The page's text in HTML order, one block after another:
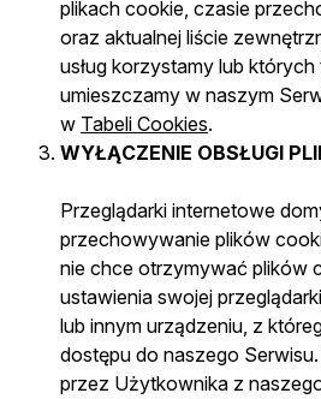
plikach cookie, czasie
oraz aktualnej liście
usług korzystamy lub
umieszczamy w naszym
w Tabeli Cookies.
WYŁĄCZENIE OBSŁUGI
Przeglądarki internetowe
przechowywanie plików
nie chce otrzymywać plików
ustawienia swojej
lub innym urządzeniu, z
dostępu do naszego
przez Użytkownika z